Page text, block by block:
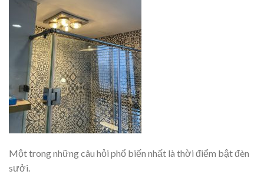
Một trong những câu hỏi phổ biến nhất là thời điểm bật đèn
sưởi.